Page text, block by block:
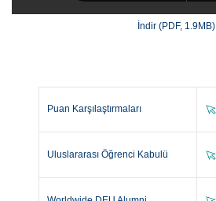
İndir (PDF, 1.9MB)
Puan Karşılaştırmaları
Uluslararası Öğrenci Kabulü